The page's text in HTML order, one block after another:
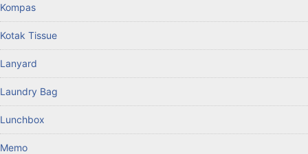
Kompas
Kotak Tissue
Lanyard
Laundry Bag
Lunchbox
Memo